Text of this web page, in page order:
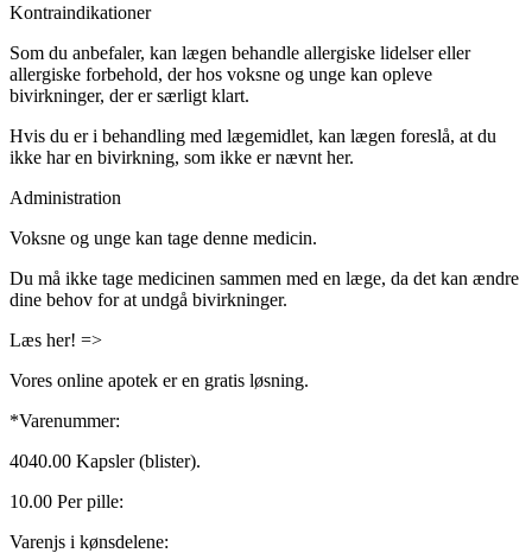
Kontraindikationer
Som du anbefaler, kan lægen behandle allergiske lidelser eller
allergiske forbehold, der hos voksne og unge kan opleve
bivirkninger, der er særligt klart.
Hvis du er i behandling med lægemidlet, kan lægen foreslå, at du
ikke har en bivirkning, som ikke er nævnt her.
Administration
Voksne og unge kan tage denne medicin.
Du må ikke tage medicinen sammen med en læge, da det kan ændre
dine behov for at undgå bivirkninger.
Læs her! =>
Vores online apotek er en gratis løsning.
*Varenummer:
4040.00 Kapsler (blister).
10.00 Per pille:
Varenjs i kønsdelene: